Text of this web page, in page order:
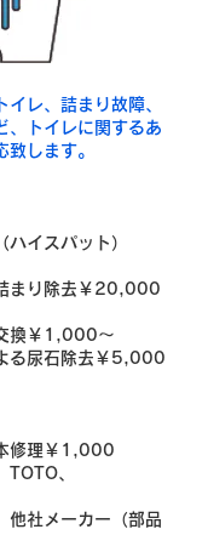
レ、詰まり故障、
、トイレに関するあ
致します。
イスパット）
まり除去￥20,000
換￥1,000～
る尿石除去￥5,000
修理￥1,000
、
社メーカー（部品